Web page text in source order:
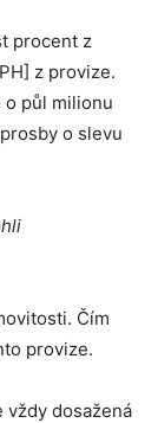
procent z
z provize.
o půl milionu
o slevu
Čím
provize.
vždy dosažená